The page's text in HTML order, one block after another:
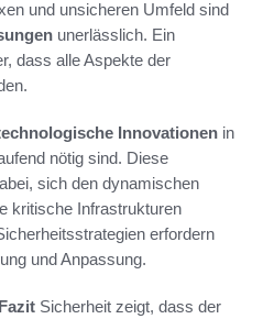
und unsicheren Umfeld sind
unerlässlich. Ein
dass alle Aspekte der
Innovationen in
nötig sind. Diese
sich den dynamischen
kritische Infrastrukturen
erfordern
und Anpassung.
Fazit Sicherheit zeigt, dass der